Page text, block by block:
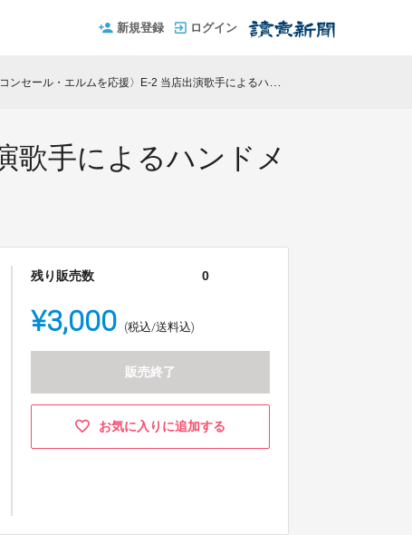
新規登録 ログイン
ール・エルムを応援〉E-2 当店出演歌手によるハンドメイド・オリジナルマスク（3枚）
歌手によるハンドメ
残り販売数 0
¥3,000 (税込/送料込)
販売終了
お気に入りに追加する